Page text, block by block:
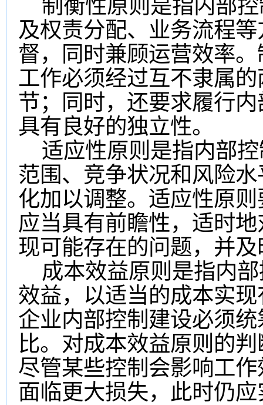
制衡性原则是指内部控
及权责分配、业务流程
督，同时兼顾运营效率
工作必须经过互不隶属
节；同时，还要求履行
具有良好的独立性。
适应性原则是指内部控
范围、竞争状况和风险
化加以调整。适应性原
应当具有前瞻性，适时
现可能存在的问题，并
成本效益原则是指内部
效益，以适当的成本实
企业内部控制建设必须
比。对成本效益原则的
尽管某些控制会影响工
面临更大损失，此时仍